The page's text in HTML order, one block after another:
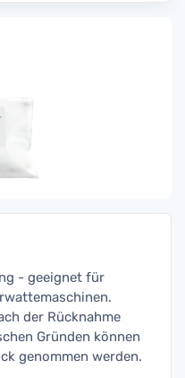
- geeignet für
der Rücknahme
Gründen können
genommen werden.